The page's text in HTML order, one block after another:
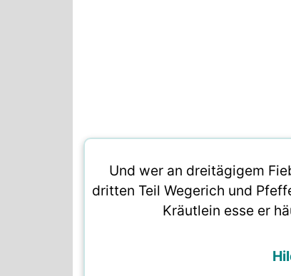
Und wer an dreitägigem
dritten Teil Wegerich und
Kräutlein esse er